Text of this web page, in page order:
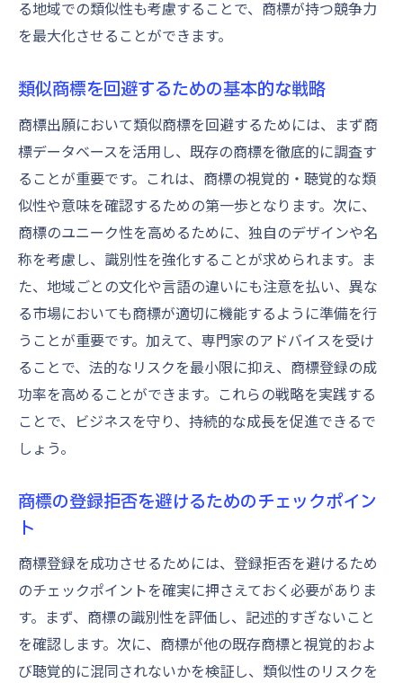
視覚的検証における専門家の重要性
独自性を高めるためのデザイン要素の選定
商標の視覚的検証手法とその効果
る地域での類似性も考慮することで、商標が持つ競争力
を最大化させることができます。
類似商標を回避するための基本的な戦略
商標出願において類似商標を回避するためには、まず商
標データベースを活用し、既存の商標を徹底的に調査す
ることが重要です。これは、商標の視覚的・聴覚的な類
似性や意味を確認するための第一歩となります。次に、
商標のユニーク性を高めるために、独自のデザインや名
称を考慮し、識別性を強化することが求められます。ま
た、地域ごとの文化や言語の違いにも注意を払い、異な
る市場においても商標が適切に機能するように準備を行
うことが重要です。加えて、専門家のアドバイスを受け
ることで、法的なリスクを最小限に抑え、商標登録の成
功率を高めることができます。これらの戦略を実践する
ことで、ビジネスを守り、持続的な成長を促進できるで
しょう。
商標の登録拒否を避けるためのチェックポイン
ト
商標登録を成功させるためには、登録拒否を避けるため
のチェックポイントを確実に押さえておく必要がありま
す。まず、商標の識別性を評価し、記述的すぎないこと
を確認します。次に、商標が他の既存商標と視覚的およ
び聴覚的に混同されないかを検証し、類似性のリスクを